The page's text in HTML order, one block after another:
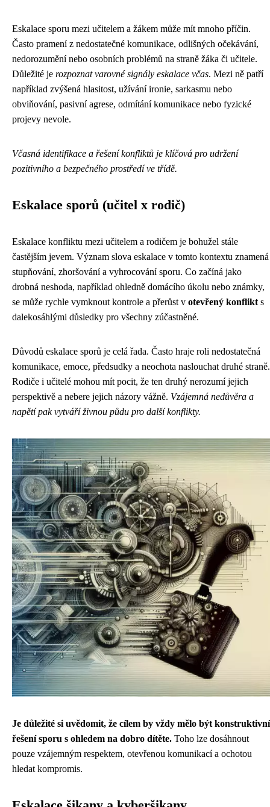
Eskalace sporu mezi učitelem a žákem může mít mnoho příčin.
Často pramení z nedostatečné komunikace, odlišných očekávání,
nedorozumění nebo osobních problémů na straně žáka či učitele.
Důležité je rozpoznat varovné signály eskalace včas. Mezi ně patří
například zvýšená hlasitost, užívání ironie, sarkasmu nebo
obviňování, pasivní agrese, odmítání komunikace nebo fyzické
projevy nevole.
Včasná identifikace a řešení konfliktů je klíčová pro udržení
pozitivního a bezpečného prostředí ve třídě.
Eskalace sporů (učitel x rodič)
Eskalace konfliktu mezi učitelem a rodičem je bohužel stále
častějším jevem. Význam slova eskalace v tomto kontextu znamená
stupňování, zhoršování a vyhrocování sporu. Co začíná jako
drobná neshoda, například ohledně domácího úkolu nebo známky,
se může rychle vymknout kontrole a přerůst v otevřený konflikt s
dalekosáhlými důsledky pro všechny zúčastněné.
Důvodů eskalace sporů je celá řada. Často hraje roli nedostatečná
komunikace, emoce, předsudky a neochota naslouchat druhé straně.
Rodiče i učitelé mohou mít pocit, že ten druhý nerozumí jejich
perspektivě a nebere jejich názory vážně. Vzájemná nedůvěra a
napětí pak vytváří živnou půdu pro další konflikty.
Je důležité si uvědomit, že cílem by vždy mělo být konstruktivní
řešení sporu s ohledem na dobro dítěte. Toho lze dosáhnout
pouze vzájemným respektem, otevřenou komunikací a ochotou
hledat kompromis.